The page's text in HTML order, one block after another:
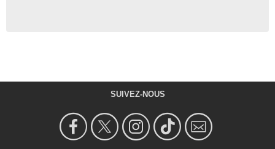
SUIVEZ-NOUS